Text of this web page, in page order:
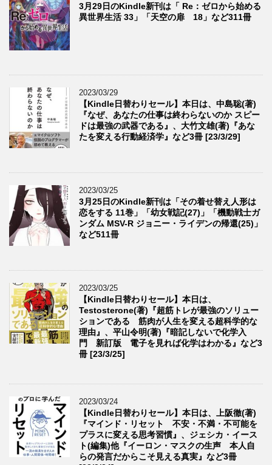
3月29日のKindle新刊は「 Re：ゼロから始める
異世界生活 33」「天空の扉 18」など311冊
2023/03/29
【Kindle日替わりセール】本日は、中島聡(著)
『なぜ、あなたの仕事は終わらないのか スピー
ドは最強の武器である』、大竹文雄(著)『あな
たを変える行動経済学』など3冊 [23/3/29]
2023/03/25
3月25日のKindle新刊は「その着せ替え人形は
恋をする 11巻」「幼女戦記(27)」「機動戦士ガ
ンダム MSV-R ジョニー・ライデンの帰還(25)」
など511冊
2023/03/25
【Kindle日替わりセール】本日は、
Testosterone(著)『超筋トレが最強のソリュー
ションである 筋肉が人生を変える超科学的な
理由』、平山令明(著)『暗記しないで化学入
門 新訂版 電子を見れば化学はわかる』など3
冊 [23/3/25]
2023/03/24
【Kindle日替わりセール】本日は、上阪徹(著)
『マインド・リセット 不安・不満・不可能を
プラスに変える思考習慣』、ジェシカ・イース
ト(編集)他『イーロン・マスクの生声 本人自
らの発言だからこそ見える真実』など3冊